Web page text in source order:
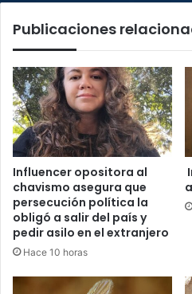
Costa
Publicaciones
Influencer opositora al
chavismo asegura que
persecución política la
obligó a salir del país y
pedir asilo en el extranjero
Hace 10 horas